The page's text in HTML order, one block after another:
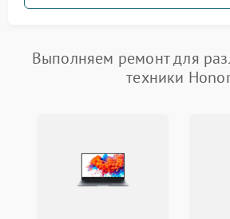
Выполняем ремонт для
техники